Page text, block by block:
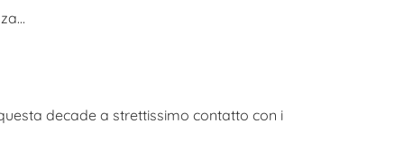
decade a strettissimo contatto con i